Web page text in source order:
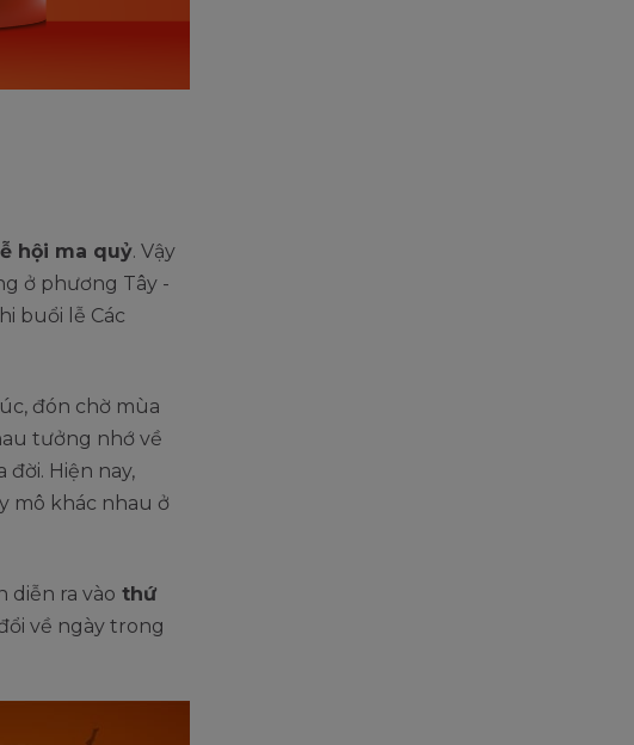
hội ma quỷ. Vậy
ở phương Tây -
buổi lễ Các
đón chờ mùa
tưởng nhớ về
Hiện nay,
mô khác nhau ở
diễn ra vào thứ
về ngày trong